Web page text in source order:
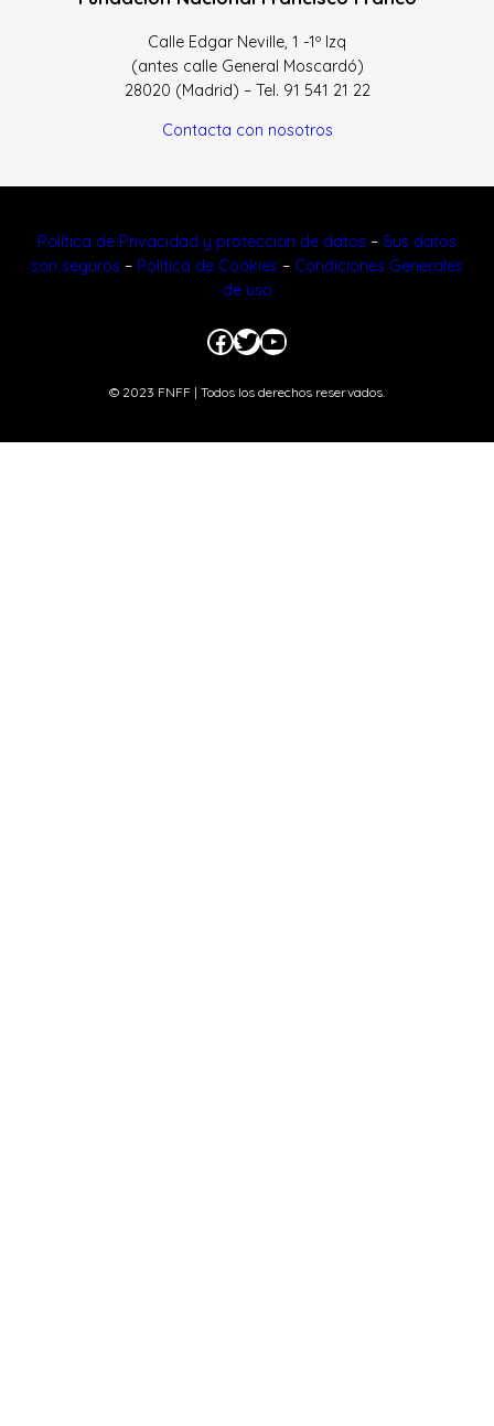
Calle Edgar Neville, 1 -1º Izq
(antes calle General Moscardó)
28020 (Madrid) – Tel. 91 541 21 22
Contacta con nosotros
Política de Privacidad y protección de datos – Sus datos
son seguros – Política de Cookies – Condiciones Generales
de uso
Facebook
Twitter
YouTube
© 2023 FNFF | Todos los derechos reservados.